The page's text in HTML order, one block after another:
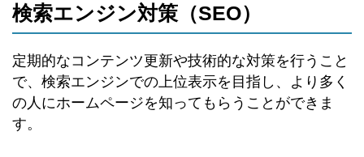
検索エンジン対策（SEO）
定期的なコンテンツ更新や技術的な対策を行うこと
で、検索エンジンでの上位表示を目指し、より多く
の人にホームページを知ってもらうことができま
す。